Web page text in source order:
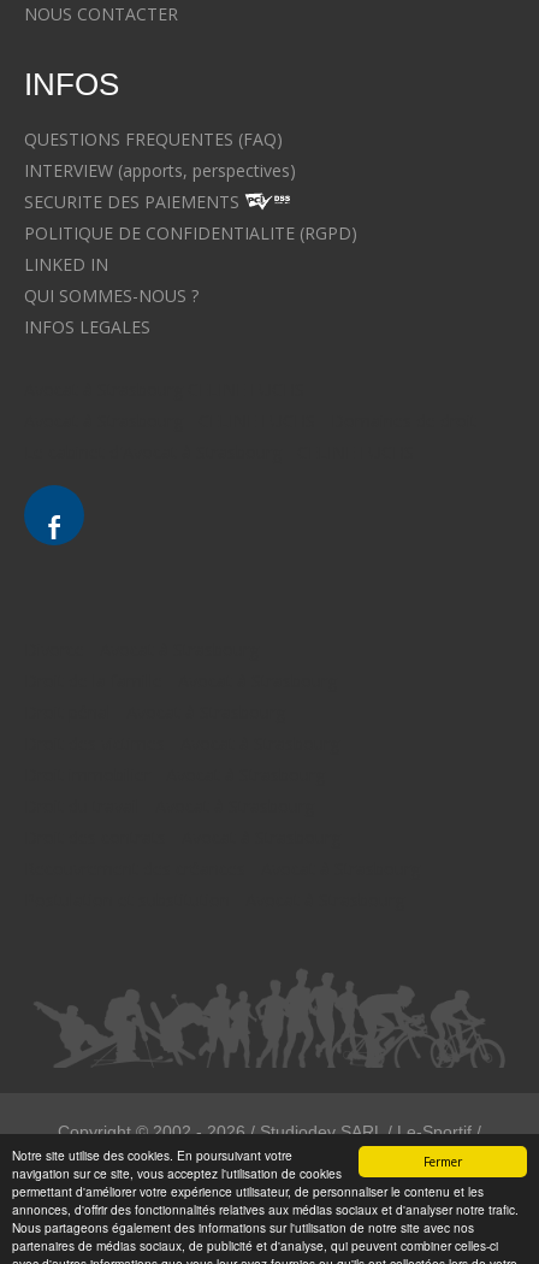
Fermer
Notre site utilise des cookies. En poursuivant votre
navigation sur ce site, vous acceptez l'utilisation de cookies
permettant d'améliorer votre expérience utilisateur, de personnaliser le contenu et les
annonces, d'offrir des fonctionnalités relatives aux médias sociaux et d'analyser notre trafic.
Nous partageons également des informations sur l'utilisation de notre site avec nos
partenaires de médias sociaux, de publicité et d'analyse, qui peuvent combiner celles-ci
NOUS CONTACTER
INFOS
QUESTIONS FREQUENTES (FAQ)
INTERVIEW (apports, perspectives)
SECURITE DES PAIEMENTS
POLITIQUE DE CONFIDENTIALITE (RGPD)
LINKED IN
QUI SOMMES-NOUS ?
INFOS LEGALES
Copyright ©2002 - 2026/ Studiodev SARL / Le-Sportif /
Registration4all
Tous droits réservées.
Numéro de déclaration CNIL : 1999972